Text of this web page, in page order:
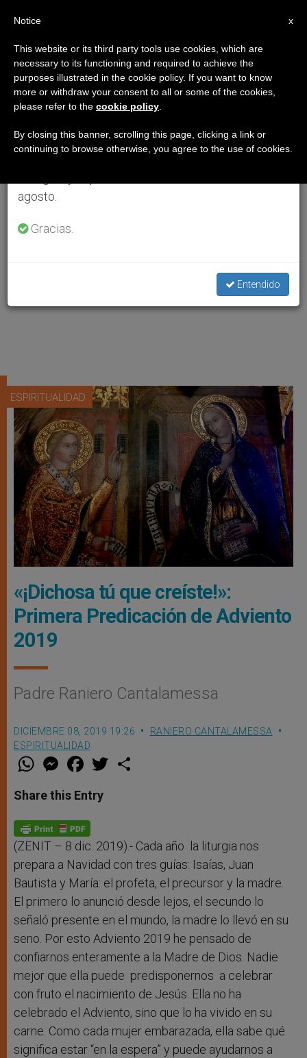
ESPIRITUALIDAD
«¡Dichosa tú que creíste!»:
Primera Predicación de Adviento
2019
Padre Raniero Cantalamessa
DICIEMBRE 08, 2019 19:26
RANIERO CANTALAMESSA
ESPIRITUALIDAD
W
t
s
p
p
M
e
s
e
g
e
F
a
e
b
o
k
w
Share this Entry
(ZENIT – 8 dic. 2019).- Cada año la liturgia nos
prepara a Navidad con tres guías: Isaías, Juan
Bautista y María: el profeta, el precursor y la madre.
El primero lo anunció desde lejos, el secundo lo
señaló presente en el mundo, la madre lo llevó en su
seno. Por esto Adviento 2019 he pensado de
confiarnos enteramente a la Madre de Dios. Nadie
mejor que ella puede predisponernos a celebrar
con fruto el nacimiento de Jesús. Ella no ha
celebrado el Adviento, sino que lo ha vivido en su
carne. Como cada mujer embarazada, ella sabe qué
significa estar “en la espera” y puede ayudarnos a
×
Aviso importante
Del 27 de julio al 7 de agosto haremos la pausa
anual, aprovechando que en el periodo de verano
se generan menos informaciones y también el
agosto.
Gracias.
Entendido
x
Notice
This website or its third party tools use cookies, which are
necessary to its functioning and required to achieve the
purposes illustrated in the cookie policy. If you want to know
more or withdraw your consent to all or some of the cookies,
please refer to the cookie policy
By closing this banner, scrolling this page, clicking a link or
continuing to browse otherwise, you agree to the use of cookies.